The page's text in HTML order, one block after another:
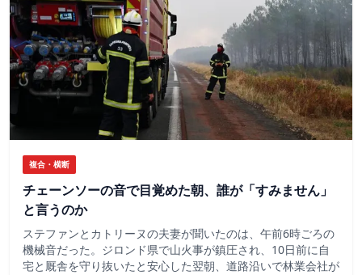
複合・横断
チェーンソーの音で目覚めた朝、誰が「すみません」
と言うのか
ステファンとカトリーヌの夫妻が聞いたのは、午前6時ごろの
機械音だった。ジロンド県で山火事が鎮圧され、10日前に自
宅と厩舎を守り抜いたと安心した翌朝、道路沿いで林業会社が